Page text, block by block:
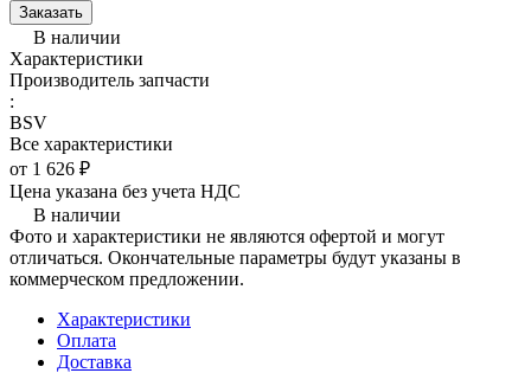
Заказать
В наличии
Характеристики
Производитель запчасти
:
BSV
Все характеристики
от 1 626 ₽
Цена указана без учета НДС
В наличии
Фото и характеристики не являются офертой и могут
отличаться. Окончательные параметры будут указаны в
коммерческом предложении.
Характеристики
Оплата
Доставка